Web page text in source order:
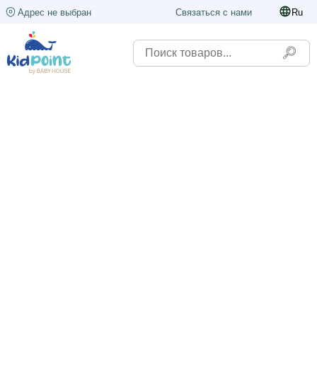
Адрес не выбран Связаться с нами Ru